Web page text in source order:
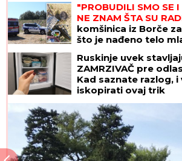
"PROBUDILI SMO SE
NE ZNAM ŠTA SU
komšinica iz Borče
što je nađeno telo
VIDEO)
Ruskinje uvek
ZAMRZIVAČ pre
Kad saznate razlog,
iskopirati ovaj trik